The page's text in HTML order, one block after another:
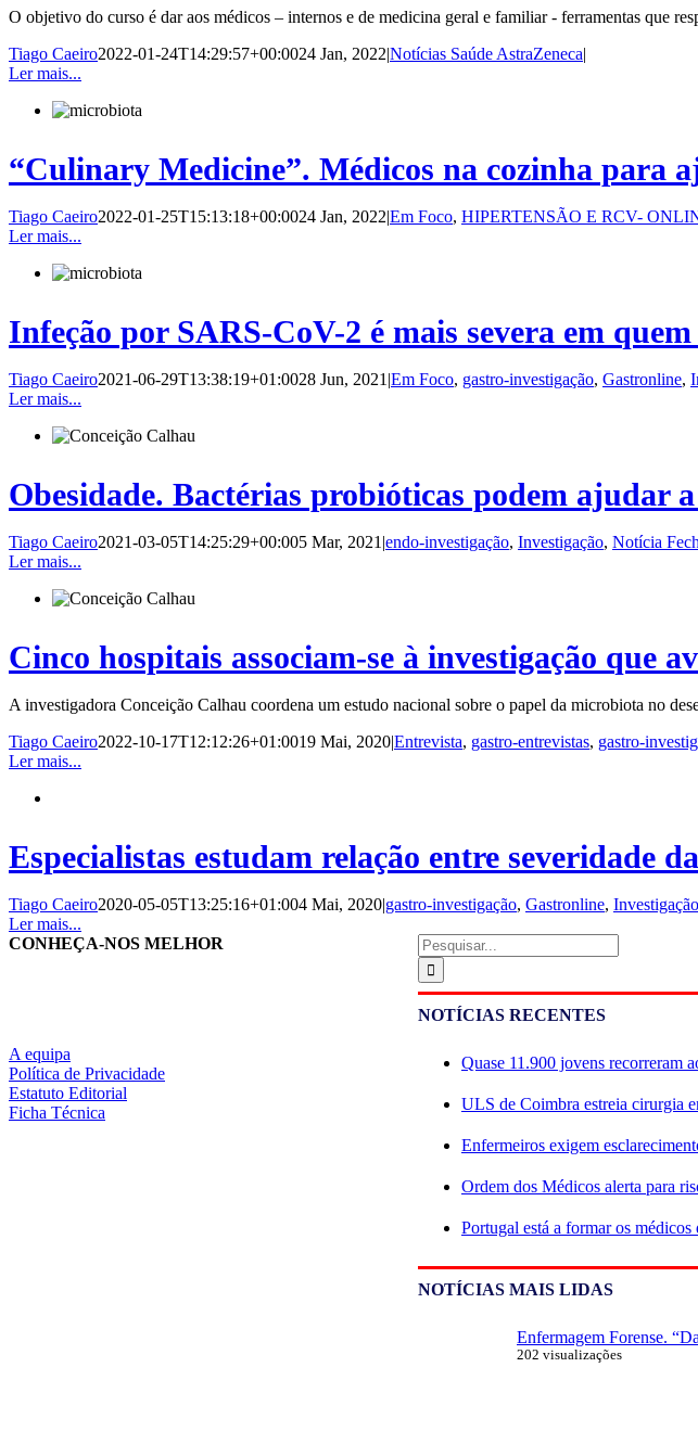
O objetivo do curso é dar aos médicos – internos e de medicina geral e familiar - ferramentas que
Tiago Caeiro2022-01-24T14:29:57+00:0024 Jan, 2022Notícias Saúde AstraZeneca
Ler mais...
“Culinary Medicine”. Médicos na cozinha para
Tiago Caeiro2022-01-25T15:13:18+00:0024 Jan, 2022|Em Foco, HIPERTENSÃO E RCV-
Ler mais...
Infeção por SARS-CoV-2 é mais severa em
Tiago Caeiro2021-06-29T13:38:19+01:0028 Jun, 2021 |Em Foco, gastro-investigação, Gastronline,
Ler mais...
Obesidade. Bactérias probióticas podem ajudar
Tiago Caeiro2021-03-05T14:25:29+00:005 Mar, 2021 |endo-investigação, Investigação, Notícia
Ler mais...
Cinco hospitais associam-se à investigação que
A investigadora Conceição Calhau coordena um estudo nacional sobre o papel da microbiota no
Tiago Caeiro2022-10-17T12:12:26+01:0019 Mai, 2020|Entrevista, gastro-entrevistas, gastro-
Ler mais...
Especialistas estudam relação entre severidade
Tiago Caeiro2020-05-05T13:25:16+01:004 Mai, 2020|gastro-investigação, Gastronline, Investigação
Ler mais...
Pesquisar
NOTÍCIAS RECENTES
Quase 11.900 jovens recorreram
ULS de Coimbra estreia cirurgia
Enfermeiros exigem
Ordem dos Médicos alerta para
Portugal está a formar os médicos
NOTÍCIAS MAIS LIDAS
Enfermagem Forense.
202 visualizações
CONHEÇA-NOS MELHOR
A equipa
Política de Privacidade
Estatuto Editorial
Ficha Técnica